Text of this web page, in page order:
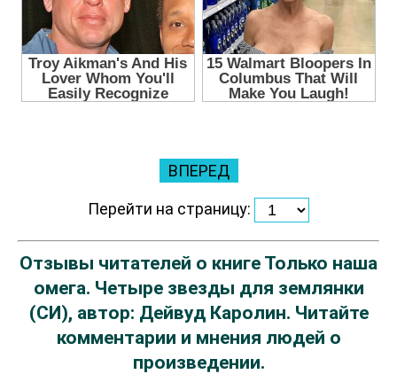
ВПЕРЕД
Перейти на страницу:
Отзывы читателей о книге Только наша
омега. Четыре звезды для землянки
(СИ), автор: Дейвуд Каролин. Читайте
комментарии и мнения людей о
произведении.